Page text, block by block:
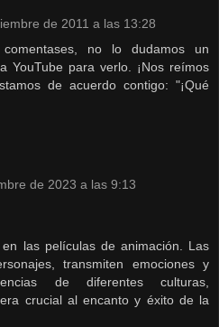
de 2011 a las 13:28
no lo dudamos un
YouTube para verlo. ¡Nos reímos
de acuerdo contigo: "¡Qué
de 2023 a las 9:13
las películas de animación. Las
transmiten emociones y
de diferentes culturas,
crucial al encanto y éxito de la